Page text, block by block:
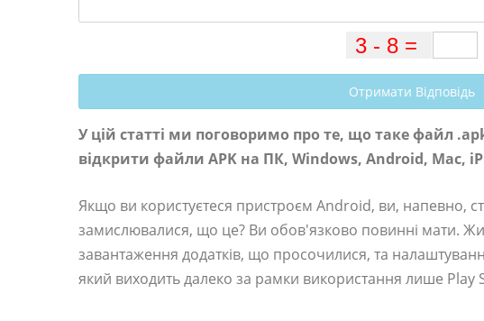
Отримати Відповідь
У цій статті ми поговоримо про те, що таке файл
відкрити файли APK на ПК, Windows, Android, Mac,
Якщо ви користуєтеся пристроєм Android, ви, напевно,
замислювалися, що це? Ви обов'язково повинні мати.
завантаження додатків, що просочилися, та
який виходить далеко за рамки використання лише Play